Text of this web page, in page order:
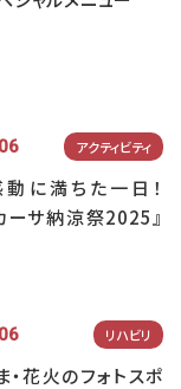
アクティビティ
に満ちた一日！
ーサ納涼祭2025』
リハビリ
・花火のフォトスポ